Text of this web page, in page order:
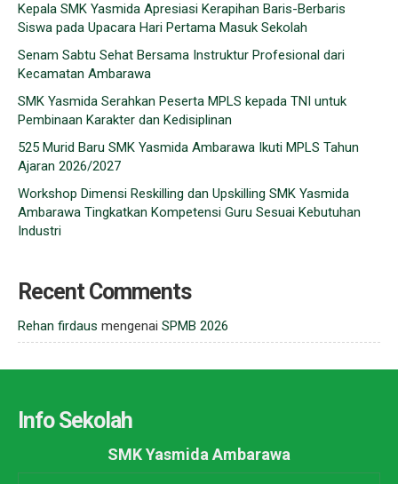
Kepala SMK Yasmida Apresiasi Kerapihan Baris-Berbaris
Siswa pada Upacara Hari Pertama Masuk Sekolah
Senam Sabtu Sehat Bersama Instruktur Profesional dari
Kecamatan Ambarawa
SMK Yasmida Serahkan Peserta MPLS kepada TNI untuk
Pembinaan Karakter dan Kedisiplinan
525 Murid Baru SMK Yasmida Ambarawa Ikuti MPLS Tahun
Ajaran 2026/2027
Workshop Dimensi Reskilling dan Upskilling SMK Yasmida
Ambarawa Tingkatkan Kompetensi Guru Sesuai Kebutuhan
Industri
Recent Comments
Rehan firdaus mengenai SPMB 2026
Info Sekolah
SMK Yasmida Ambarawa